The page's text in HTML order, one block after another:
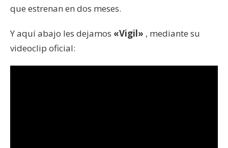
que estrenan en dos meses.
Y aquí abajo les dejamos «Vigil» , mediante su
videoclip oficial: